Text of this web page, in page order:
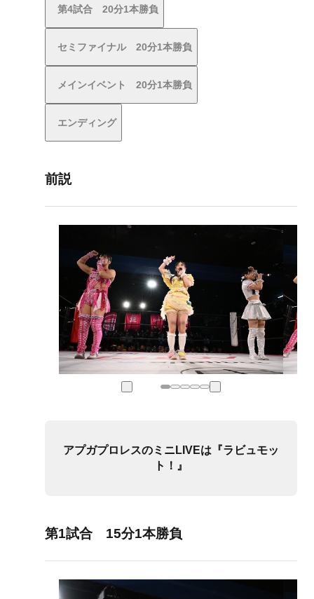
第4試合 20分1本勝負
セミファイナル 20分1本勝負
メインイベント 20分1本勝負
エンディング
前説
アプガプロレスのミニLIVEは『ラビュモッ
ト！』
第1試合 15分1本勝負